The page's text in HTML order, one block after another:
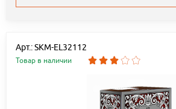
Арт.: SKM-EL32112
Товар в наличии